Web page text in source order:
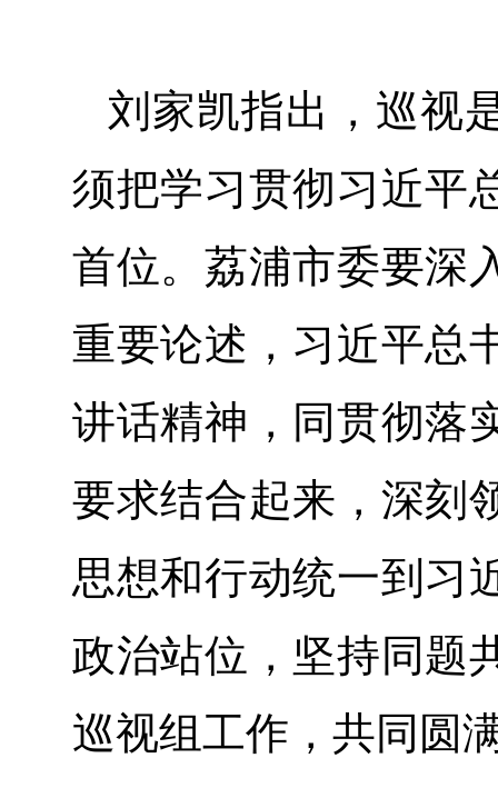
刘家凯指出，巡视
须把学习贯彻习近平
首位。荔浦市委要深
重要论述，习近平总
讲话精神，同贯彻落
要求结合起来，深刻
思想和行动统一到习
政治站位，坚持同题
巡视组工作，共同圆